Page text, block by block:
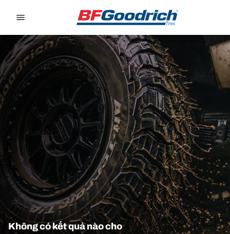
Không có kết quả nào cho